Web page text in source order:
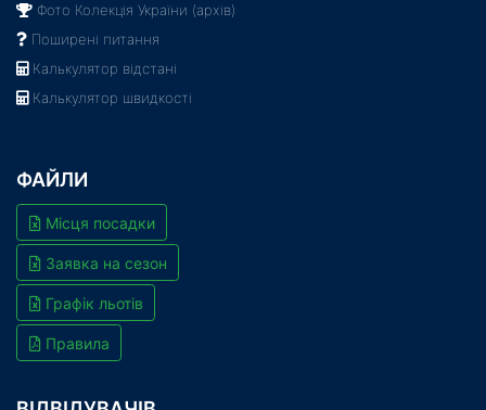
Фото Колекція України (архів)
Поширені питання
Калькулятор відстані
Калькулятор швидкості
ФАЙЛИ
Місця посадки
Заявка на сезон
Графік льотів
Правила